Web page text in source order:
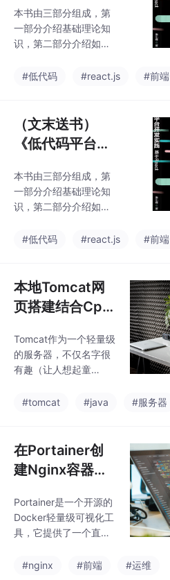
算。而智能设备的存储
空间也用的捉襟见肘。
能存储大量文件的，最
合适的也就是家用电脑
无法随时随地调阅文件
里的电脑秒变随时随地
调阅存取文件的私有云
家介绍，如何使用两个
act》
本书由三部分组成，第
一部分介绍基础理论知
识，第二部分介绍如何
行需求分析，涉及列表
可视化编辑器、应用管
理、组件市场和用户管
理的需求等内容，然后
构设计、Schema 设
计、组件库市场和 Mon
goDB Document 设计
过程，包括可视化编辑
如何将其集
#低代码 #react.js #前端
（文末送书）
《低代码平台开
act》
本书由三部分组成，第
一部分介绍基础理论知
识，第二部分介绍如何
行需求分析，涉及列表
可视化编辑器、应用管
理、组件市场和用户管
理的需求等内容，然后
构设计、Schema 设
计、组件库市场和 Mon
goDB Document 设计
过程，包括可视化编辑
如何将其集
#低代码 #react.js #前端
本地Tomcat网
页搭建结合Cpol
公网访问
Tomcat作为一个轻量级
的服务器，不仅名字很
有趣（让人想起童
能，由于其可以实现Ja
统必备的环境软件，也
是开发调试JSP程序的
首选。Tomcat运行稳定
he和Sun的加持即免费
和开源的特性，使其广
泛应用在中小型系统及
景中。但想要让Tomcat
#tomcat #java #服务器
在Portainer创
建Nginx容器并
点实现公网访问
Portainer是一个开源的
Docker轻量级可视化工
具，它提供了一个直观
管理和监控Docker容
#nginx #前端 #运维